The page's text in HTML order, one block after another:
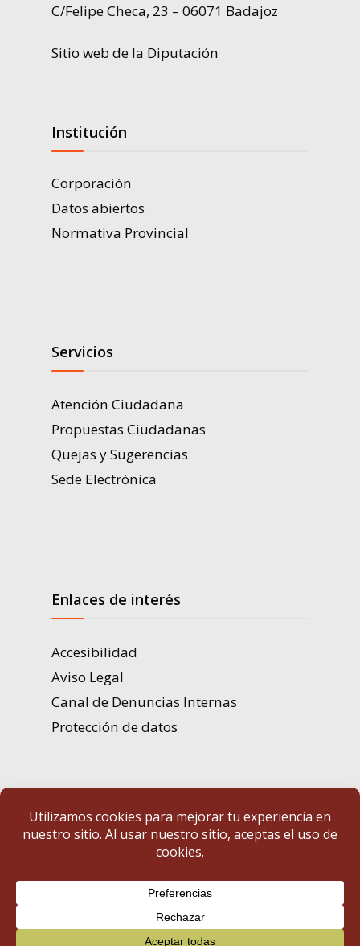
C/Felipe Checa, 23 – 06071 Badajoz
Sitio web de la Diputación
Institución
Corporación
Datos abiertos
Normativa Provincial
Servicios
Atención Ciudadana
Propuestas Ciudadanas
Quejas y Sugerencias
Sede Electrónica
Enlaces de interés
Accesibilidad
Aviso Legal
Canal de Denuncias Internas
Protección de datos
Portal de Transparencia | Diputación de Badajoz